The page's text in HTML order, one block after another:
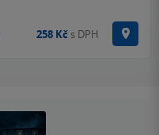
258 Kč s DPH